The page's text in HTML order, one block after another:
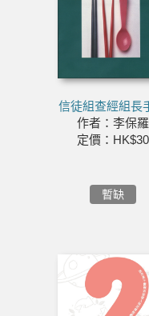
信徒組查經組長
作者：李保羅
定價：HK$30
暫缺